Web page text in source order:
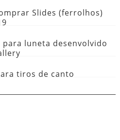
Slides (ferrolhos)
luneta desenvolvido
tiros de canto